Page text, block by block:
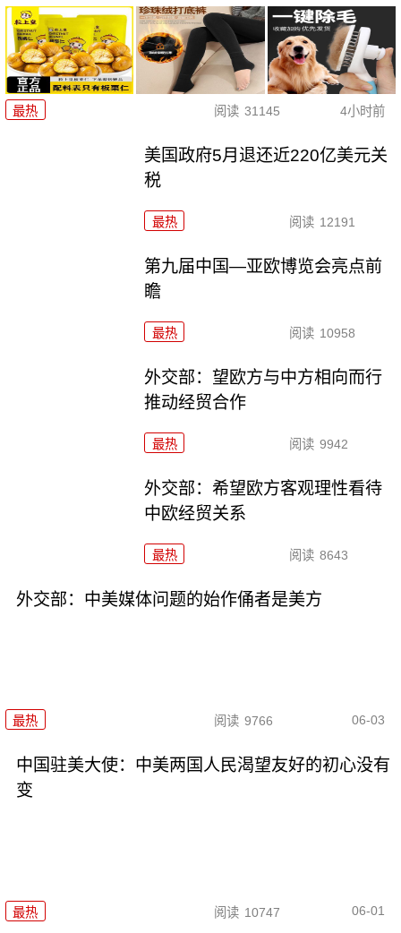
最热 阅读 31145 4小时前
美国政府5月退还近220亿美元关
税
最热 阅读 12191
第九届中国—亚欧博览会亮点前
瞻
最热 阅读 10958
外交部：望欧方与中方相向而行
推动经贸合作
最热 阅读 9942
外交部：希望欧方客观理性看待
中欧经贸关系
最热 阅读 8643
外交部：中美媒体问题的始作俑者是美方
最热 阅读 9766 06-03
中国驻美大使：中美两国人民渴望友好的初心没有
变
最热 阅读 10747 06-01